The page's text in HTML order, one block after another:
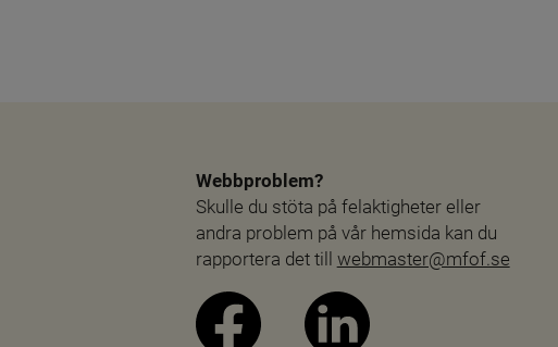
Webbproblem?
Skulle du stöta på felaktigheter eller
andra problem på vår hemsida kan du
rapportera det till webmaster@mfof.se